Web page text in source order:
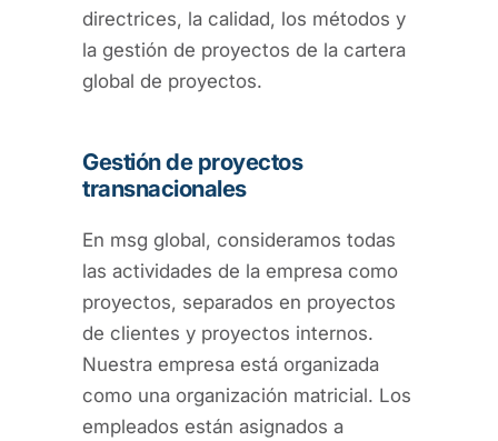
directrices, la calidad, los métodos y
la gestión de proyectos de la cartera
global de proyectos.
Gestión de proyectos
transnacionales
En msg global, consideramos todas
las actividades de la empresa como
proyectos, separados en proyectos
de clientes y proyectos internos.
Nuestra empresa está organizada
como una organización matricial. Los
empleados están asignados a